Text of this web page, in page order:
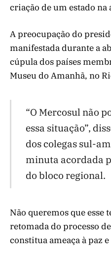
criação de um estado na
A preocupação do
manifestada durante a
cúpula dos países
Museu do Amanhã, no
“O Mercosul não
essa situação”,
dos colegas sul-
minuta acordada
do bloco regional.
Não queremos que esse
retomada do processo
constitua ameaça à paz